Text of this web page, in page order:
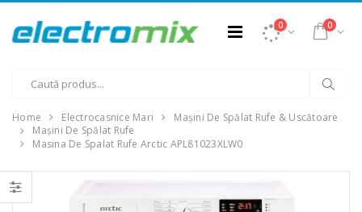
0 0
Home Electrocasnice Mari
Mașini De Spălat Rufe & Uscătoare
Mașini De Spălat Rufe
Masina De Spalat Rufe Arctic APL81023XLW0